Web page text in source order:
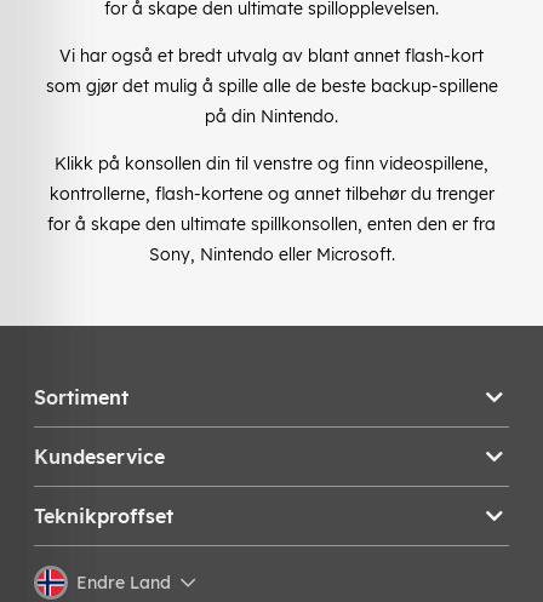
for å skape den ultimate spillopplevelsen.
Vi har også et bredt utvalg av blant annet flash-kort
som gjør det mulig å spille alle de beste backup-spillene
på din Nintendo.
Klikk på konsollen din til venstre og finn videospillene,
kontrollerne, flash-kortene og annet tilbehør du trenger
for å skape den ultimate spillkonsollen, enten den er fra
Sony, Nintendo eller Microsoft.
Sortiment
Kundeservice
Teknikproffset
Endre Land